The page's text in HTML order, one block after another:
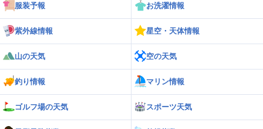
服装予報 お洗濯情報
紫外線情報 星空・天体情報
山の天気 空の天気
釣り情報 マリン情報
ゴルフ場の天気 スポーツ天気